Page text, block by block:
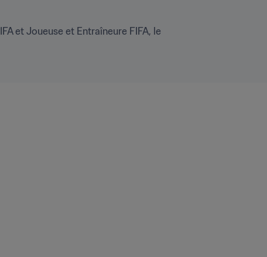
et Joueuse et Entraîneure FIFA, le